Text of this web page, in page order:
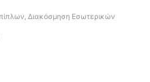
Διακόσμηση Εσωτερικών